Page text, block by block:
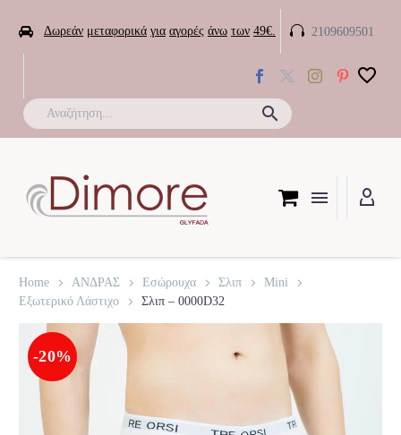
 Δωρεάν μεταφορικά για αγορές άνω των 49€. 
 2109609501
Home ΑΝΔΡΑΣ Εσώρουχα Σλιπ
Mini
Εξωτερικό Λάστιχο
Σλιπ – 0000D32
-20%